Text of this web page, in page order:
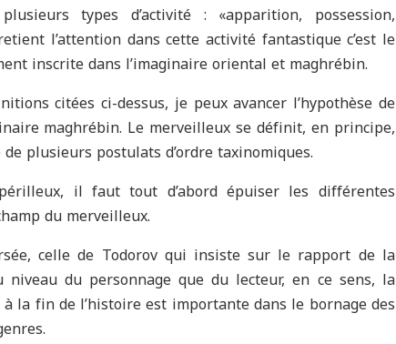
types d’activité : «apparition, possession,
l’attention dans cette activité fantastique c’est le
inscrite dans l’imaginaire oriental et maghrébin.
citées ci-dessus, je peux avancer l’hypothèse de
maghrébin. Le merveilleux se définit, en principe,
plusieurs postulats d’ordre taxinomiques.
il faut tout d’abord épuiser les différentes
du merveilleux.
celle de Todorov qui insiste sur le rapport de la
du personnage que du lecteur, en ce sens, la
la fin de l’histoire est importante dans le bornage des